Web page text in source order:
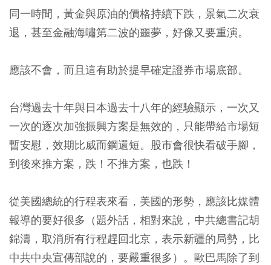
同一時間，黃金與原油的價格持續下跌，景氣二次衰
退，甚至金融海嘯第二波的噩夢，好像又要重演。
應該不會，而且這有助於提早確定證券市場底部。
台灣過去十年與日本過去十八年的經驗顯示，一次又
一次的逐次加強振興方案是無效的，只能帶給市場短
暫安慰，效期比威而鋼還短。股市會很快看破手腳，
到後來推方案，跌！不推方案，也跌！
從美國總統的行程表來看，美國的形勢，應該比媒體
報導的要好很多（題外話，相對來說，中共總書記胡
錦濤，取消所有行程趕回北京，表示新疆的局勢，比
中共中央宣傳部說的，要嚴重很多）。歐巴馬除了到